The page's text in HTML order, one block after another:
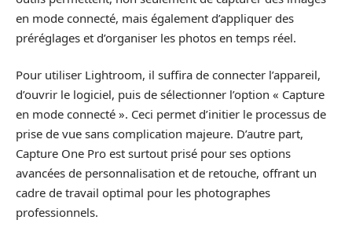
en mode connecté, mais également d’appliquer des
préréglages et d’organiser les photos en temps réel.
Pour utiliser Lightroom, il suffira de connecter l’appareil,
d’ouvrir le logiciel, puis de sélectionner l’option « Capture
en mode connecté ». Ceci permet d’initier le processus de
prise de vue sans complication majeure. D’autre part,
Capture One Pro est surtout prisé pour ses options
avancées de personnalisation et de retouche, offrant un
cadre de travail optimal pour les photographes
professionnels.